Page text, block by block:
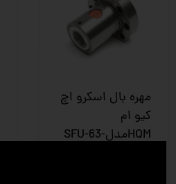
مهره بال اسکرو اچ
کیو ام
HQMمدلSFU-63-